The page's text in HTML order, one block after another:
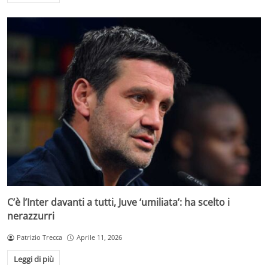
C’è l’Inter davanti a tutti, Juve ‘umiliata’: ha scelto i
nerazzurri
Patrizio Trecca Aprile 11, 2026
Leggi di più